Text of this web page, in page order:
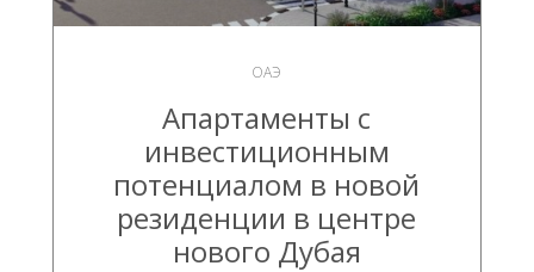
ОАЭ
Апартаменты с
инвестиционным
потенциалом в новой
резиденции в центре
нового Дубая